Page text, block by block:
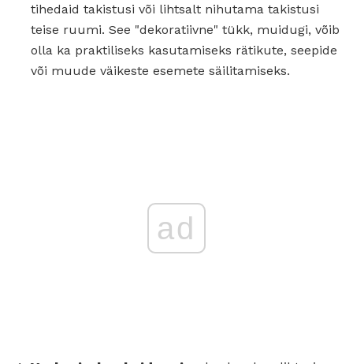
tihedaid takistusi või lihtsalt nihutama takistusi
teise ruumi. See "dekoratiivne" tükk, muidugi, võib
olla ka praktiliseks kasutamiseks rätikute, seepide
või muude väikeste esemete säilitamiseks.
ad